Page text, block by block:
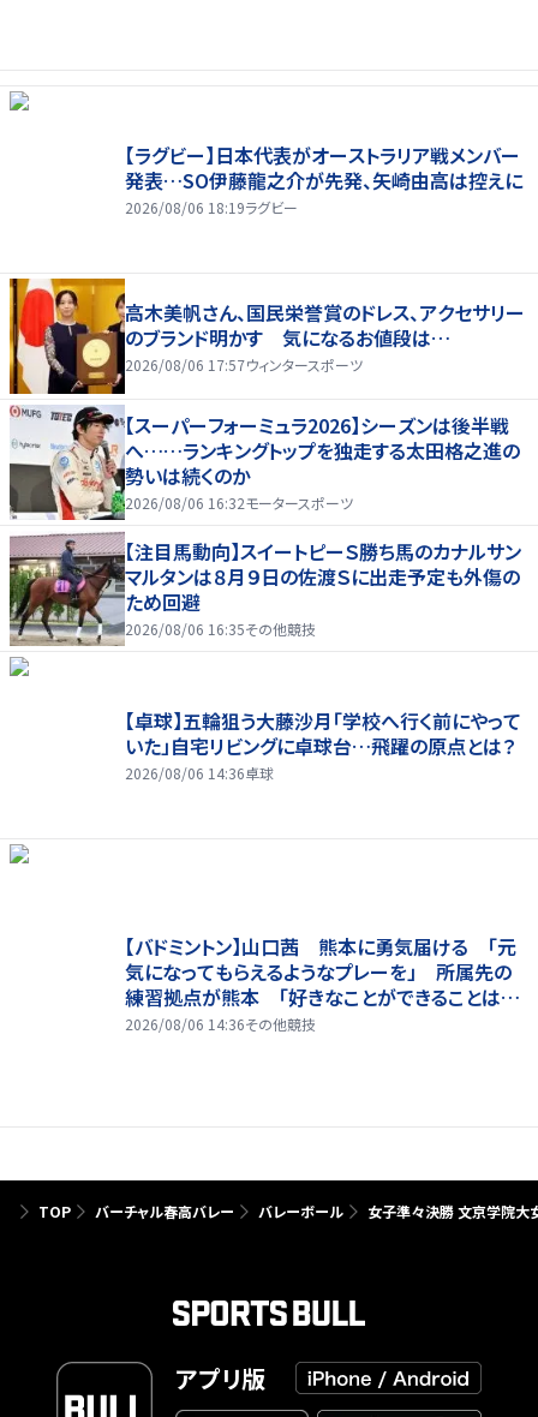
【ラグビー】日本代表がオーストラリア戦メンバー
発表…SO伊藤龍之介が先発、矢崎由高は控えに
2026/08/06 18:19ラグビー
高木美帆さん、国民栄誉賞のドレス、アクセサリー
のブランド明かす 気になるお値段は…
2026/08/06 17:57ウィンタースポーツ
【スーパーフォーミュラ2026】シーズンは後半戦
へ……ランキングトップを独走する太田格之進の
勢いは続くのか
2026/08/06 16:32モータースポーツ
【注目馬動向】スイートピーＳ勝ち馬のカナルサン
マルタンは８月９日の佐渡Ｓに出走予定も外傷の
ため回避
2026/08/06 16:35その他競技
【卓球】五輪狙う大藤沙月「学校へ行く前にやって
いた」自宅リビングに卓球台…飛躍の原点とは？
2026/08/06 14:36卓球
【バドミントン】山口茜 熊本に勇気届ける 「元
気になってもらえるようなプレーを」 所属先の
練習拠点が熊本 「好きなことができることは当
たり前じゃない」
2026/08/06 14:36その他競技
TOP バーチャル春高バレー バレーボール 女子準々決勝 文京学院大
アプリ版